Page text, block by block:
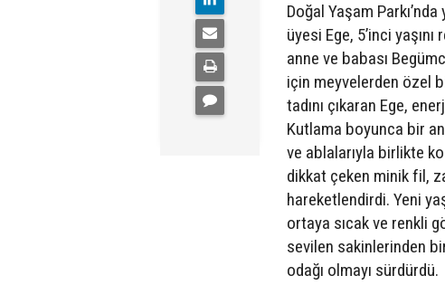
Doğal Yaşam
üyesi Ege, 5’inci
anne ve babası
için meyvelerden özel
tadını çıkaran Ege,
Kutlama boyunca bir
ve ablalarıyla birlikte
dikkat çeken minik fil,
hareketlendirdi. Yeni
ortaya sıcak ve renkli
sevilen sakinlerinden
odağı olmayı sürdürdü.